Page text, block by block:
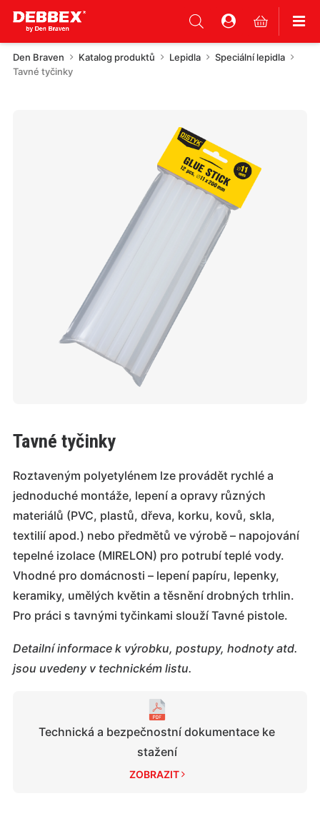
Den Braven Katalog produktů Lepidla
Speciální lepidla
Tavné tyčinky
Tavné tyčinky
Roztaveným polyetylénem lze provádět rychlé a
jednoduché montáže, lepení a opravy různých
materiálů (PVC, plastů, dřeva, korku, kovů, skla,
textilií apod.) nebo předmětů ve výrobě – napojování
tepelné izolace (MIRELON) pro potrubí teplé vody.
Vhodné pro domácnosti – lepení papíru, lepenky,
keramiky, umělých květin a těsnění drobných trhlin.
Pro práci s tavnými tyčinkami slouží Tavné pistole.
Detailní informace k výrobku, postupy, hodnoty atd.
jsou uvedeny v technickém listu.
Technická a bezpečnostní dokumentace ke
stažení
ZOBRAZIT